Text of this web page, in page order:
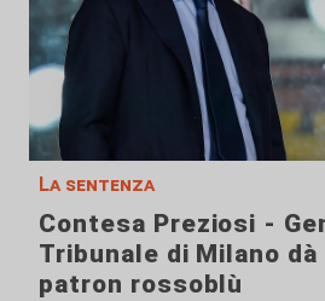
La sentenza
Contesa Preziosi -
Tribunale di Milano
patron rossoblù